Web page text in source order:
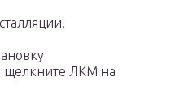
щелкните ЛКМ на